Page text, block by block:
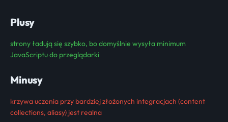
Plusy
strony ładują się szybko, bo domyślnie wysyła minimum
JavaScriptu do przeglądarki
Minusy
krzywa uczenia przy bardziej złożonych integracjach (content
collections, aliasy) jest realna